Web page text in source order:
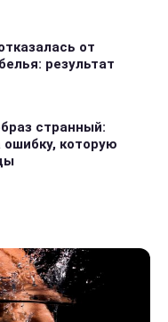
от
результат
странный:
которую